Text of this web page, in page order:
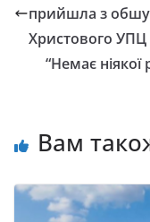
прийшла з
Христового
“Немає ніякої
Вам